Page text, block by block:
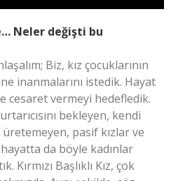
Neler değişti bu
Biz, kız çocuklarının
inanmalarını istedik. Hayat
cesaret vermeyi hedefledik.
bekleyen, kendi
pasif kızlar ve
da böyle kadınlar
Kırmızı Başlıklı Kız, çok